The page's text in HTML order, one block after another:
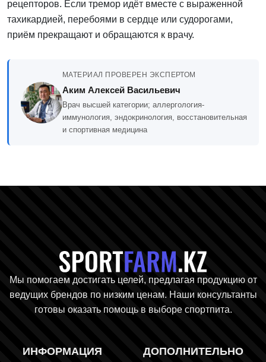
рецепторов. Если тремор идёт вместе с выраженной
тахикардией, перебоями в сердце или судорогами,
приём прекращают и обращаются к врачу.
МАТЕРИАЛ ПРОВЕРЕН ЭКСПЕРТОМ
Аким Алексей Васильевич
Врач высшей категории; аллергология-
иммунология, эндокринология, восстановительная
и спортивная медицина
Главная
Мы помогаем достигать целей, предлагая продукцию от
ведущих брендов по низким ценам. Наши консультанты
готовы оказать помощь в выборе спортпита.
ИНФОРМАЦИЯ ДОПОЛНИТЕЛЬНО